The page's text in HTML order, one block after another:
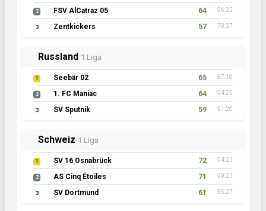
2 FSV AlCatraz 05 64 96:32
3 Zentkickers 57 78:37
Russland 1.Liga
1 Seebär 02 65 87:16
2 1. FC Maniac 64 94:25
3 SV Sputnik 59 91:26
Schweiz 1.Liga
1 SV 16 Osnabrück 72 94:21
2 AS Cinq Étoiles 71 99:21
3 SV Dortmund 61 85:27